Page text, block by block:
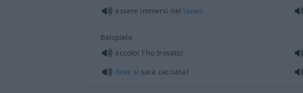
essere immersi nel lavoro
Beispiele
eccolo! l’ho trovato!
dove si sarà cacciata?